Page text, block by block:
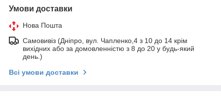
Умови доставки
Нова Пошта
Самовивіз (Дніпро, вул. Чапленко,4 з 10 до 14 крім
вихідних або за домовленністю з 8 до 20 у будь-який
день.)
Всі умови доставки